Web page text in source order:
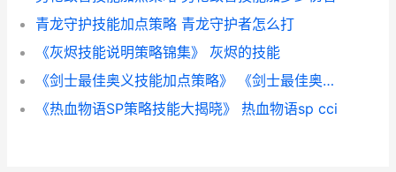
青龙守护技能加点策略 青龙守护者怎么打
《灰烬技能说明策略锦集》 灰烬的技能
《剑士最佳奥义技能加点策略》 《剑士最佳奥义视频
《热血物语SP策略技能大揭晓》 热血物语sp cci